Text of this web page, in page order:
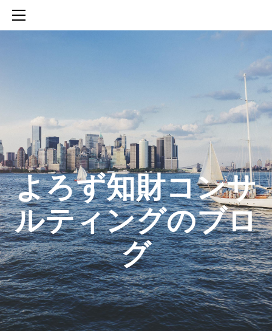
​よろず知財コンサ
ルティングのブロ
グ
SERVICES
知財活動のROICへの貢献
生成AIを活用した知財戦略の策定方法
生成AIとの「壁打ち」で、新たな発明を創出する方法